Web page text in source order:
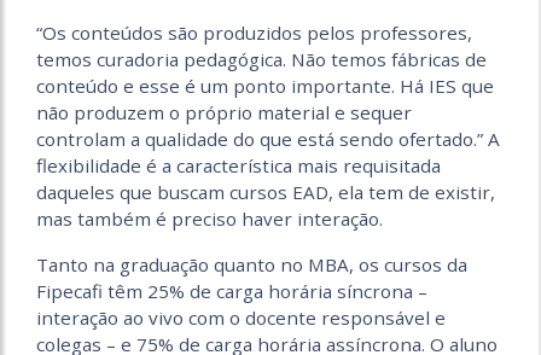
“Os conteúdos são produzidos pelos professores,
temos curadoria pedagógica. Não temos fábricas de
conteúdo e esse é um ponto importante. Há IES que
não produzem o próprio material e sequer
controlam a qualidade do que está sendo ofertado.” A
flexibilidade é a característica mais requisitada
daqueles que buscam cursos EAD, ela tem de existir,
mas também é preciso haver interação.
Tanto na graduação quanto no MBA, os cursos da
Fipecafi têm 25% de carga horária síncrona –
interação ao vivo com o docente responsável e
colegas – e 75% de carga horária assíncrona. O aluno